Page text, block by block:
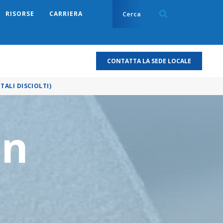
RISORSE CARRIERA
CONTATTA LA SEDE LOCALE
DISCIOLTI)